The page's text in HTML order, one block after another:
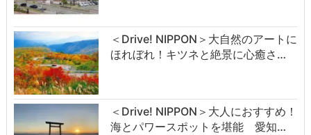
＜Drive! NIPPON＞大自然のアートに
ほれぼれ！キツネと絶景に心癒さ…
＜Drive! NIPPON＞大人におすすめ！
海とパワースポットを堪能 愛知…